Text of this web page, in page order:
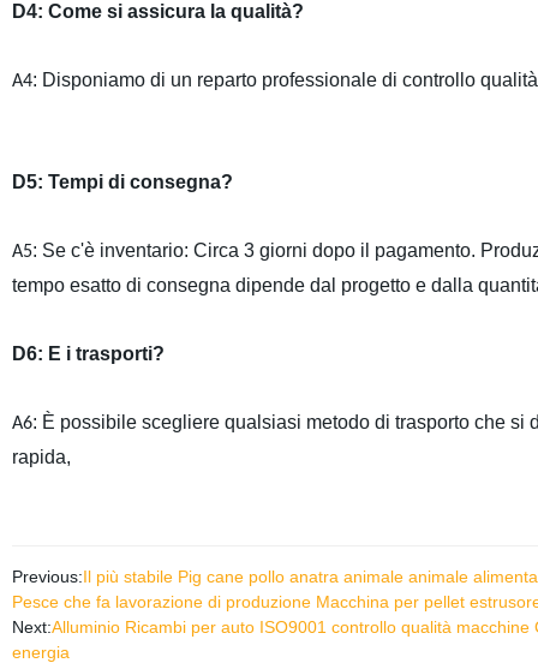
D4: Come si assicura la qualità?
A4: Disponiamo di un reparto professionale di controllo
D5: Tempi di consegna?
A5: Se c'è inventario: Circa 3 giorni dopo il pagamento.
tempo esatto di consegna dipende dal progetto e dalla
D6: E i trasporti?
A6: È possibile scegliere qualsiasi metodo di trasporto che si
rapida,
Previous:Il più stabile Pig cane pollo anatra animale animale
Pesce che fa lavorazione di produzione Macchina per pellet
Next:Alluminio Ricambi per auto ISO9001 controllo qualità
energia